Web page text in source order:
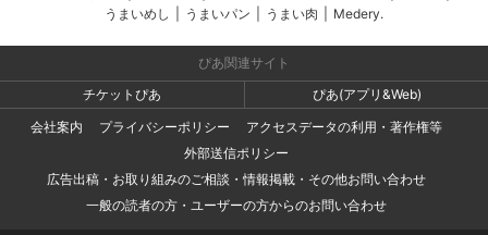
うまいめし
うまいパン うまい肉 Medery.
ぴあ関連サイト
チケットぴあ
ぴあ(アプリ&Web)
会社案内
プライバシーポリシー
アクセスデータの利用・著作権等
外部送信ポリシー
広告出稿・お取り組みのご相談・情報掲載・その他お問い合わせ
一般の読者の方・ユーザーの方からのお問い合わせ